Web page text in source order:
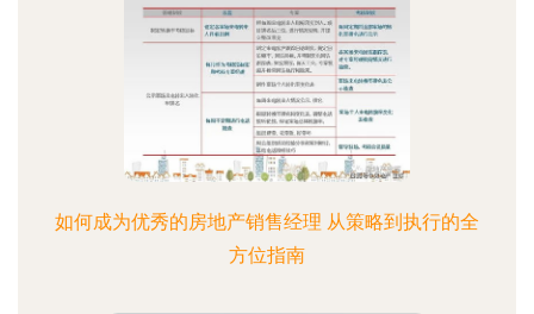
如何成为优秀的房地产销售经理 从策略到执行的全
方位指南